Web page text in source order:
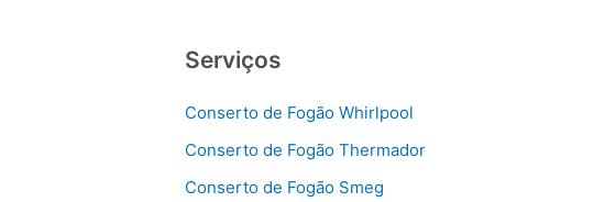
Serviços
Conserto de Fogão Whirlpool
Conserto de Fogão Thermador
Conserto de Fogão Smeg